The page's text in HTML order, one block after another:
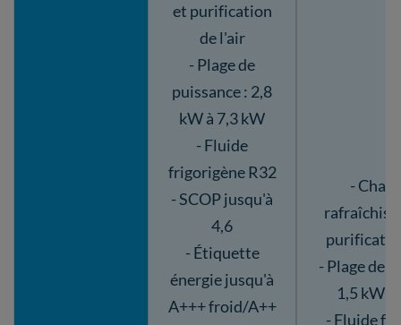
et purification
de l'air
- Plage de
puissance : 2,8
kW à 7,3 kW
- Fluide
frigorigène R32
- SCOP jusqu'à
4,6
- Étiquette
énergie jusqu'à
A+++ froid/A++
-
- Plage de
1,5 kW à
- Fluide